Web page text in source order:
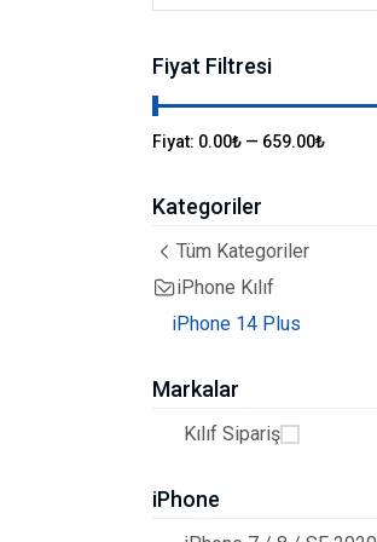
Fiyat Filtresi
Fiyat: 0.00₺ — 659.00₺
Kategoriler
Tüm Kategoriler
iPhone Kılıf
iPhone 14 Plus
Markalar
Kılıf Sipariş
iPhone